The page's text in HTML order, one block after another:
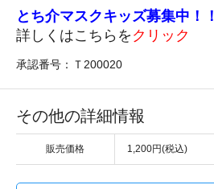
とち介マスクキッズ募集中！！
詳しくはこちらを クリック
承認番号：Ｔ200020
その他の詳細情報
販売価格 1,200円(税込)